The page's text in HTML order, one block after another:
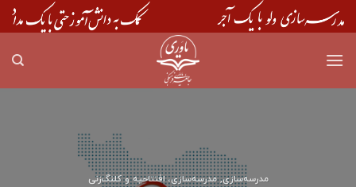
Skip
to
مدرسه‌سازی,مدرسه‌سازی، افتتاحیه و کلنگ‌زنی